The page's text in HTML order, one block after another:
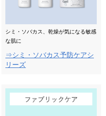
シミ・ソバカス、乾燥が気になる敏感
な肌に
⇒シミ・ソバカス予防ケアシ
リーズ